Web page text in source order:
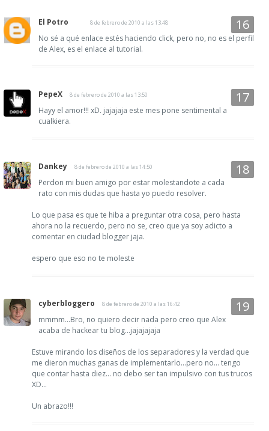
El Potro 8 de febrero de 2010 a las 13:48
No sé a qué enlace estés haciendo click, pero no, no es el perfil
de Alex, es el enlace al tutorial.
PepeX 8 de febrero de 2010 a las 13:50
Hayy el amor!!! xD. jajajaja este mes pone sentimental a
cualkiera.
Dankey 8 de febrero de 2010 a las 14:50
Perdon mi buen amigo por estar molestandote a cada
rato con mis dudas que hasta yo puedo resolver.
Lo que pasa es que te hiba a preguntar otra cosa, pero hasta
ahora no la recuerdo, pero no se, creo que ya soy adicto a
comentar en ciudad blogger jaja.
espero que eso no te moleste
cyberbloggero 8 de febrero de 2010 a las 16:42
mmmm...Bro, no quiero decir nada pero creo que Alex
acaba de hackear tu blog...jajajajaja
Estuve mirando los diseños de los separadores y la verdad que
me dieron muchas ganas de implementarlo...pero no... tengo
que contar hasta diez... no debo ser tan impulsivo con tus trucos
XD...
Un abrazo!!!